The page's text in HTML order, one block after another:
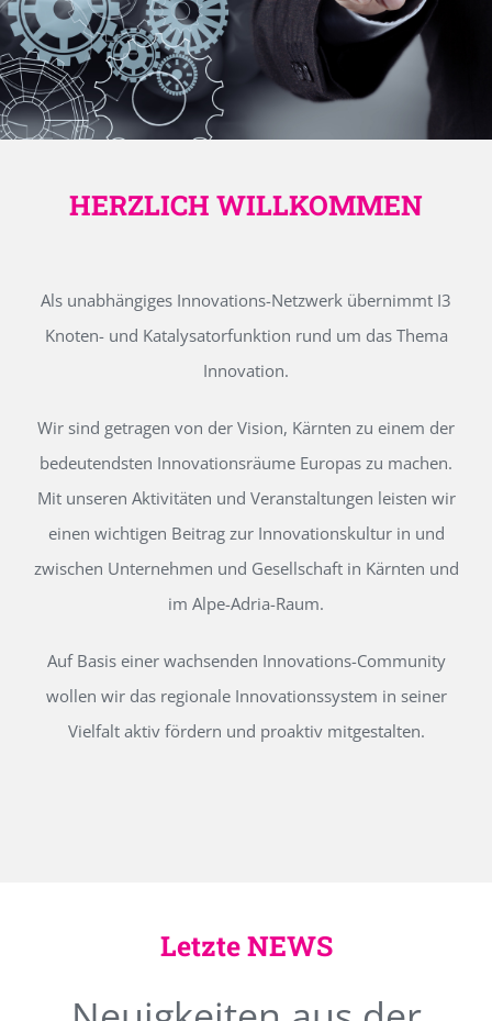
HERZLICH WILLKOMMEN
Als unabhängiges Innovations-Netzwerk übernimmt I3
Knoten- und Katalysatorfunktion rund um das Thema
Innovation.
Wir sind getragen von der Vision, Kärnten zu einem der
bedeutendsten Innovationsräume Europas zu machen.
Mit unseren Aktivitäten und Veranstaltungen leisten wir
einen wichtigen Beitrag zur Innovationskultur in und
zwischen Unternehmen und Gesellschaft in Kärnten und
im Alpe-Adria-Raum.
Auf Basis einer wachsenden Innovations-Community
wollen wir das regionale Innovationssystem in seiner
Vielfalt aktiv fördern und proaktiv mitgestalten.
Letzte NEWS